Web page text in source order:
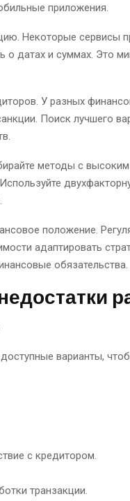
приложения.
Некоторые сервисы
о датах и суммах. Это
У разных
Поиск лучшего
методы с
положение.
адаптировать
обязательства.
варианты,
с кредитором.
транзакции.